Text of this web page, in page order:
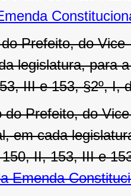
Prefeito, do
legislatura, para
III e 153, §2º, I,
do Prefeito, do
em cada
II, 153, III e
Emenda